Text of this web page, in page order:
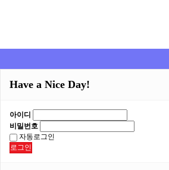
Have a Nice Day!
아이디
비밀번호
자동로그인
로그인